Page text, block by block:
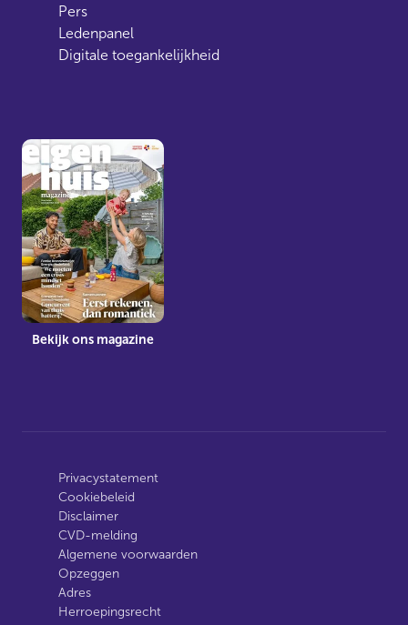
Pers
Ledenpanel
Digitale toegankelijkheid
Bekijk ons magazine
Privacystatement
Cookiebeleid
Disclaimer
CVD-melding
Algemene voorwaarden
Opzeggen
Adres
Herroepingsrecht